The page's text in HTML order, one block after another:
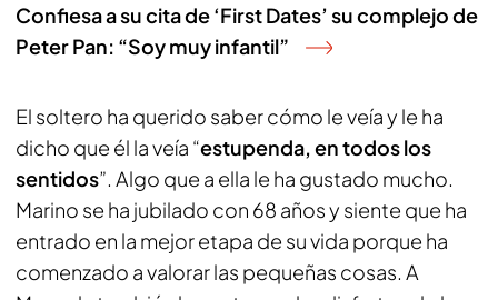
Confiesa a su cita de ‘First Dates’ su complejo de
Peter Pan: “Soy muy infantil”
El soltero ha querido saber cómo le veía y le ha
dicho que él la veía “estupenda, en todos los
sentidos”. Algo que a ella le ha gustado mucho.
Marino se ha jubilado con 68 años y siente que ha
entrado en la mejor etapa de su vida porque ha
comenzado a valorar las pequeñas cosas. A